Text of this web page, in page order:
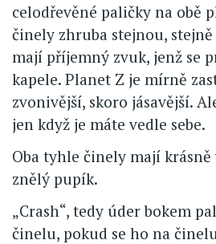
celodřevěné paličky na obě
činely zhruba stejnou, stejně
mají příjemný zvuk, jenž se
kapele. Planet Z je mírně
zvonivější, skoro jásavější.
jen když je máte vedle sebe.
Oba tyhle činely mají krásně
znělý pupík.
„Crash“, tedy úder bokem
činelu, pokud se ho na